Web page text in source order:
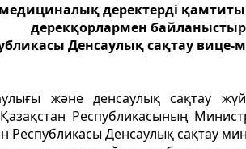
деректерді
дерекқорлармен
Денсаулық сақтау вице-
және денсаулық сақтау
Республикасының
Республикасы Денсаулық сақтау